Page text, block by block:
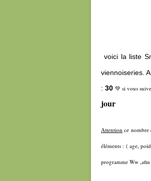
voici la liste
viennoiseries.
: 30 💚 si vous
jour
Attention ce nombre
éléments : ( age,
programme Ww